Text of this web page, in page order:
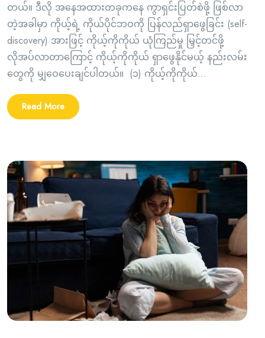
တယ်။ ဒီလို အနေအထားတခုကနေ ကွာရှင်းပြတ်စဲဖို့ ဖြစ်လာ
တဲ့အခါမှာ ကိုယ့်ရဲ့ ကိုယ်ပိုင်ဘဝကို ပြန်လည်ရှာဖွေခြင်း (self-
discovery) အားဖြင့် ကိုယ့်ကိုကိုယ် ယုံကြည်မှု မြှင့်တင်ဖို့
လိုအပ်လာတာကြောင့် ကိုယ့်ကိုကိုယ် ရှာဖွေနိုင်မယ့် နည်းလမ်း
တွေကို မျှဝေပေးချင်ပါတယ်။ (၁) ကိုယ့်ကိုကိုယ်...
Read More